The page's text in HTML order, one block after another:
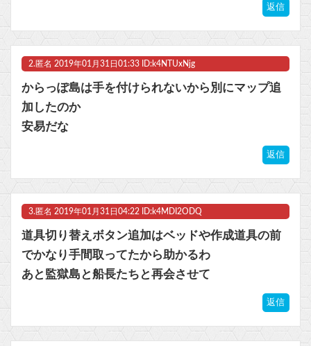
【beatmania IIDX】(26/08/06)「Sparkle Fruit Lab.｣に最終ルームが追加！ 追加楽曲に「サタデーナイト⭐︎ギャロップ」「じぇりー じゅえる ジャングル」「Iridescent Memories」が登場！！
ビットコイン再び1600万円へ。ドル円は147円に
返信
2. 匿名 2019年01月31日01:33 ID:k4NTUxNjg
からっぽ島は手を付けられないから別にマップ追
加したのか
安易だな
返信
3. 匿名 2019年01月31日04:22 ID:k4MDI2ODQ
道具切り替えボタン追加はベッドや作成道具の前
でかなり手間取ってたから助かるわ
あと監獄島と船長たちと再会させて
返信